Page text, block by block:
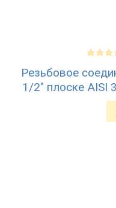
Резьбовое
1/2" плоске AISI